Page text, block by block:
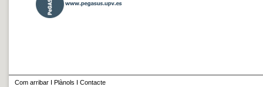
Com arribar I Plànols I Contacte